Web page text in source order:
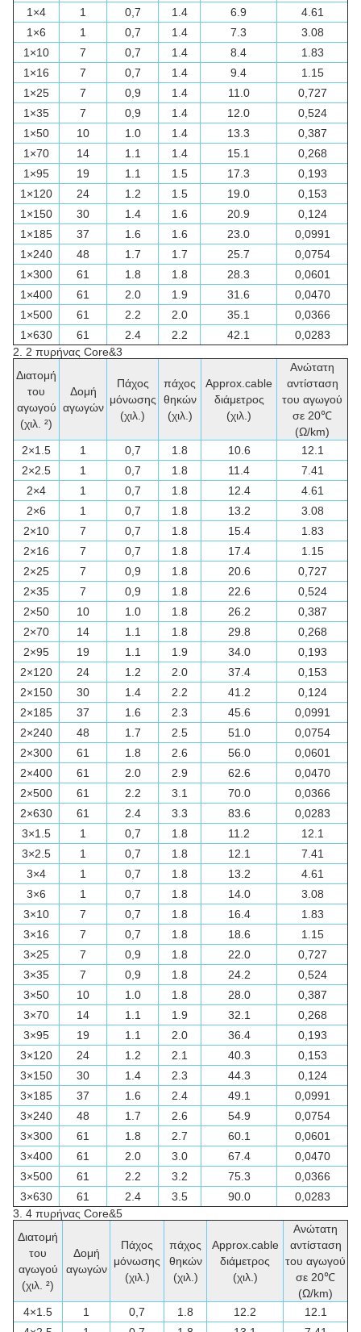
1×4 1 0,7 1.4 6.9
4.61
1×6
1 0,7 1.4 7.3
3.08
1×10
7 0,7 1.4 8.4
1.83
1×16
7 0,7 1.4 9.4
1.15
1×25
7 0,9 1.4 11.0
0,727
1×35
7 0,9 1.4 12.0
0,524
1×50
10 1.0 1.4 13.3
0,387
1×70
14 1.1 1.4 15.1
0,268
1×95
19 1.1 1.5 17.3
0,193
1×120
24 1.2 1.5 19.0
0,153
1×150
30 1.4 1.6 20.9
0,124
1×185
37 1.6 1.6 23.0
0,0991
1×240
48 1.7 1.7 25.7
0,0754
1×300
61 1.8 1.8 28.3
0,0601
1×400
61 2.0 1.9 31.6
0,0470
1×500
61 2.2 2.0 35.1
0,0366
1×630
61 2.4 2.2 42.1
0,0283
2. 2 πυρήνας Core&3
Διατομή
του
αγωγού
(χιλ. ²)
Δομή
αγωγών
Πάχος
μόνωσης
(χιλ.)
πάχος
θηκών
(χιλ.)
Approx.cable
διάμετρος
(χιλ.)
Ανώτατη
αντίσταση
του αγωγού
σε 20℃
(Ω/km)
2×1.5
1 0,7 1.8 10.6
12.1
2×2.5
1 0,7 1.8 11.4
7.41
2×4
1 0,7 1.8 12.4
4.61
2×6
1 0,7 1.8 13.2
3.08
2×10
7 0,7 1.8 15.4
1.83
2×16
7 0,7 1.8 17.4
1.15
2×25
7 0,9 1.8 20.6
0,727
2×35
7 0,9 1.8 22.6
0,524
2×50
10 1.0 1.8 26.2
0,387
2×70
14 1.1 1.8 29.8
0,268
2×95
19 1.1 1.9 34.0
0,193
2×120
24 1.2 2.0 37.4
0,153
2×150
30 1.4 2.2 41.2
0,124
2×185
37 1.6 2.3 45.6
0,0991
2×240
48 1.7 2.5 51.0
0,0754
2×300
61 1.8 2.6 56.0
0,0601
2×400
61 2.0 2.9 62.6
0,0470
2×500
61 2.2 3.1 70.0
0,0366
2×630
61 2.4 3.3 83.6
0,0283
3×1.5
1 0,7 1.8 11.2
12.1
3×2.5
1 0,7 1.8 12.1
7.41
3×4
1 0,7 1.8 13.2
4.61
3×6
1 0,7 1.8 14.0
3.08
3×10
7 0,7 1.8 16.4
1.83
3×16
7 0,7 1.8 18.6
1.15
3×25
7 0,9 1.8 22.0
0,727
3×35
7 0,9 1.8 24.2
0,524
3×50
10 1.0 1.8 28.0
0,387
3×70
14 1.1 1.9 32.1
0,268
3×95
19 1.1 2.0 36.4
0,193
3×120
24 1.2 2.1 40.3
0,153
3×150
30 1.4 2.3 44.3
0,124
3×185
37 1.6 2.4 49.1
0,0991
3×240
48 1.7 2.6 54.9
0,0754
3×300
61 1.8 2.7 60.1
0,0601
3×400
61 2.0 3.0 67.4
0,0470
3×500
61 2.2 3.2 75.3
0,0366
3×630
61 2.4 3.5 90.0
0,0283
3. 4 πυρήνας Core&5
Διατομή
του
αγωγού
(χιλ. ²)
Δομή
αγωγών
Πάχος
μόνωσης
(χιλ.)
πάχος
θηκών
(χιλ.)
Approx.cable
διάμετρος
(χιλ.)
Ανώτατη
αντίσταση
του αγωγού
σε 20℃
(Ω/km)
4×1.5
1 0,7 1.8 12.2
12.1